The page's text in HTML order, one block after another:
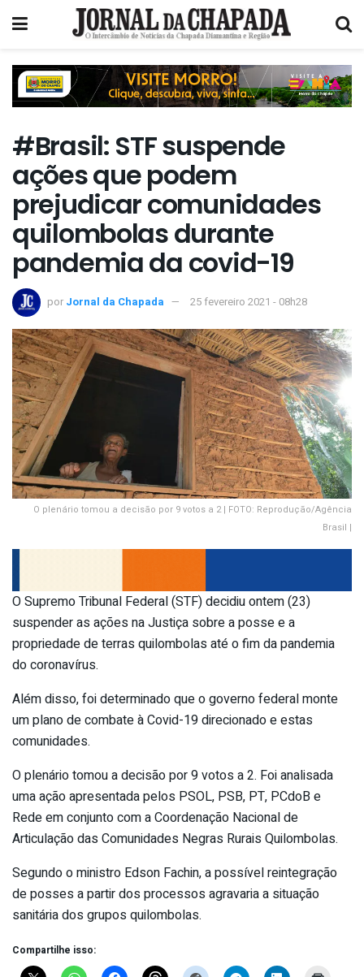
#Brasil: STF suspende
ações que podem
prejudicar comunidades
quilombolas durante
pandemia da covid-19
por Jornal da Chapada 25 fevereiro 2021 - 08h28
O plenário tomou a decisão por 9 votos a 2 | FOTO: Reprodução/Agência
Brasil |
O Supremo Tribunal Federal (STF) decidiu ontem (23)
suspender as ações na Justiça sobre a posse e a
propriedade de terras quilombolas até o fim da pandemia
do coronavírus.
Além disso, foi determinado que o governo federal monte
um plano de combate à Covid-19 direcionado e estas
comunidades.
O plenário tomou a decisão por 9 votos a 2. Foi analisada
uma ação apresentada pelos PSOL, PSB, PT, PCdoB e
Rede em conjunto com a Coordenação Nacional de
Articulação das Comunidades Negras Rurais Quilombolas.
Segundo o ministro Edson Fachin, a possível reintegração
de posses a partir dos processos agravaria a situação
sanitária dos grupos quilombolas.
Compartilhe isso: